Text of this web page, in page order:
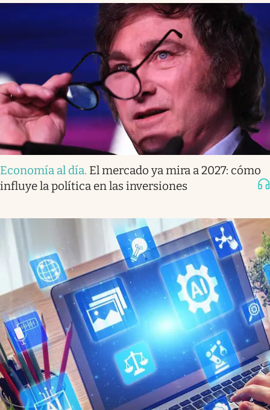
Economía al día. El mercado ya mira a 2027: cómo
influye la política en las inversiones